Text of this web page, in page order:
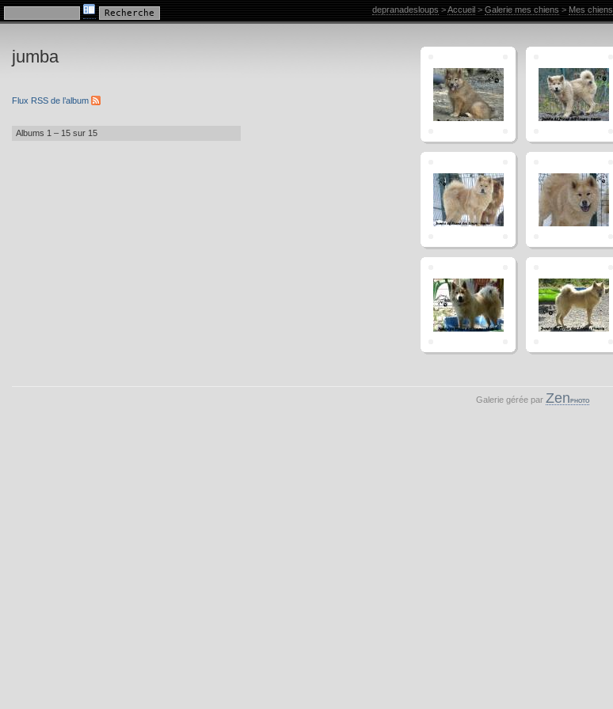
Galerie mes chiens
jumba
Flux RSS de l’album
Albums 1 – 15 sur 15
depranadesloups >Accueil > Galerie mes chiens > Mes chiens
Galerie gérée par ZenPHOTO